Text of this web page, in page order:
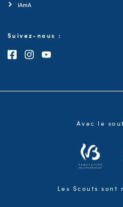
IAmA
Suivez-nous :
Consultez notre page
Consultez notre page
Consultez notre
Avec le
Les Scouts sont